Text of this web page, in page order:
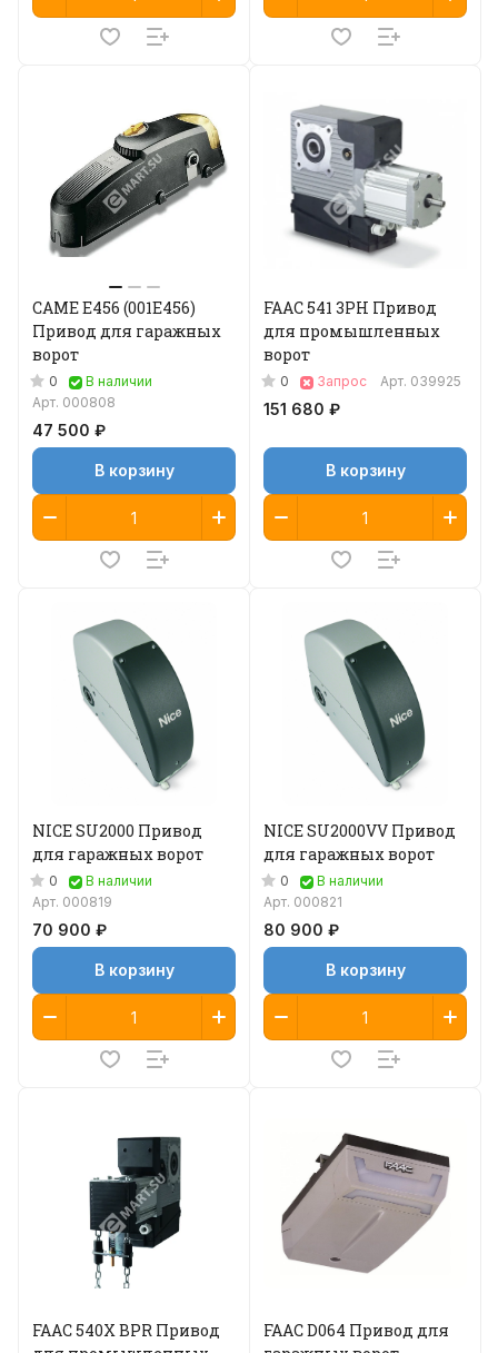
CAME E456 (001E456)
Привод для гаражных
ворот
0
В наличии
Арт. 000808
47 500 ₽
В корзину
FAAC 541 3PH Привод
для промышленных
ворот
0 Запрос Арт. 039925
151 680 ₽
В корзину
NICE SU2000 Привод
для гаражных ворот
0
В наличии
Арт. 000819
70 900 ₽
В корзину
NICE SU2000VV Привод
для гаражных ворот
0
В наличии
Арт. 000821
80 900 ₽
В корзину
FAAC 540X BPR Привод
FAAC D064 Привод для